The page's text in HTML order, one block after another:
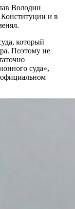
Володин
и в
который
Поэтому не
суда»,